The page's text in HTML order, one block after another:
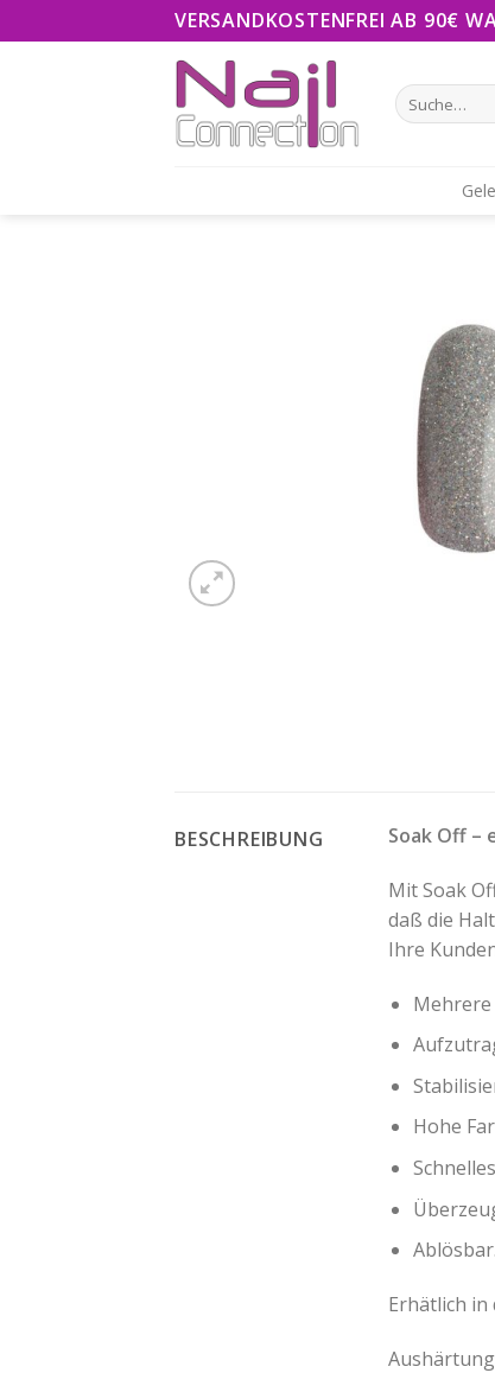
to
VERSANDKOSTENFREI AB 90€
Suche
nach:
BESCHREIBUNG Soak Off –
Mit Soak
daß die
Ihre
Hohe
Ablösbar.
Erhätlich in